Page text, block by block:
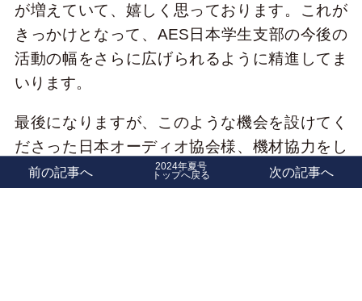
が増えていて、嬉しく思っております。これが
きっかけとなって、AES日本学生支部の今後の
活動の幅をさらに広げられるように精進してま
いります。
最後になりますが、このような機会を設けてく
ださった日本オーディオ協会様、機材協力をし
ていただいたジェネレックジャパン様、シンタ
前の記事へ 2024年夏号
トップへ戻る 次の記事へ